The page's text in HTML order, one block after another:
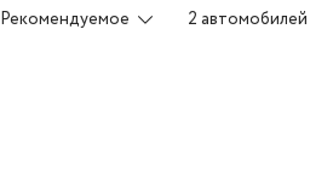
Рекомендуемое 2 автомобилей